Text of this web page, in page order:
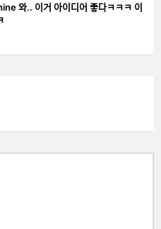
와.. 이거 아이디어 좋다ㅋㅋㅋ 이